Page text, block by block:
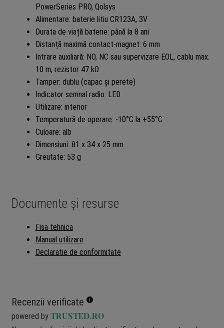
PowerSeries PRO, Qolsys
Alimentare: baterie litiu CR123A, 3V
Durata de viață baterie: până la 8 ani
Distanță maximă contact-magnet: 6 mm
Intrare auxiliară: NO, NC sau supervizare EOL, cablu max.
10 m, rezistor 47 kΩ
Tamper: dublu (capac și perete)
Indicator semnal radio: LED
Utilizare: interior
Temperatură de operare: -10°C la +55°C
Culoare: alb
Dimensiuni: 81 x 34 x 25 mm
Greutate: 53 g
Documente și resurse
Fisa tehnica
Manual utilizare
Declaratie de conformitate
Recenzii verificate
powered by TRUSTED.RO